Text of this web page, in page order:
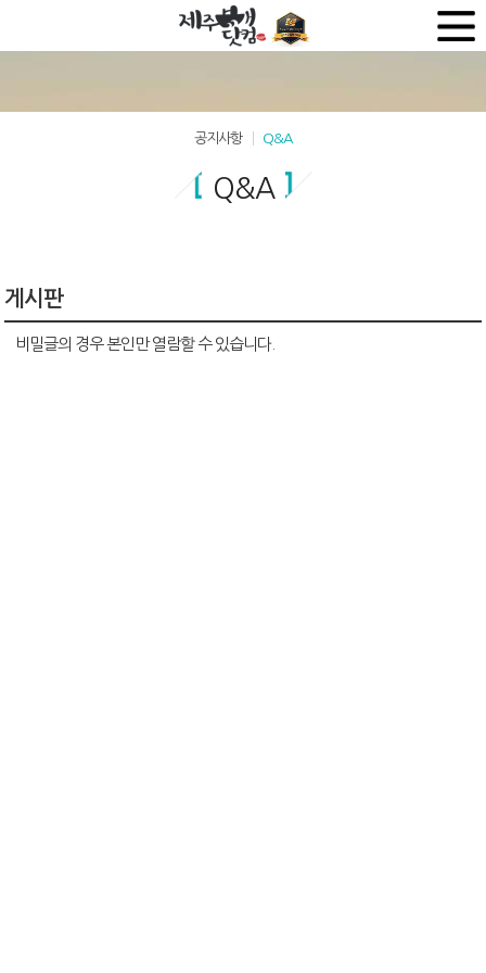
공지사항 Q&A
Q&A
게시판
비밀글의 경우 본인만 열람할 수 있습니다.